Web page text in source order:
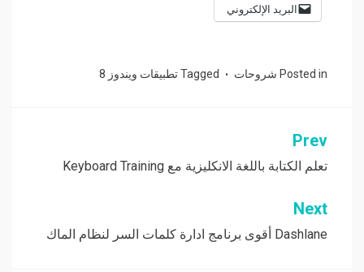
البريد الإلكتروني
Posted in شروحات Taggedتطبيقات ويندوز 8
تصفّح
المقالات
Prev
تعلم الكتابة باللغة الانكليزية مع Keyboard Training
Next
Dashlane أقوى برنامج ادارة كلمات السر لنظام الماك